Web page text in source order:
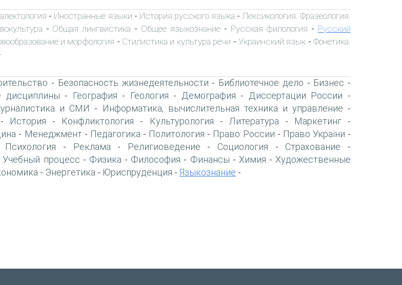
- Иностранные языки - История русского языка - Лексикология. Фразеология.
- Общая лингвистика - Общее языкознание- Русская филология - Русский
и морфология - Стилистика и культура речи - Украинский язык - Фонетика.
- Безопасность жизнедеятельности - Библиотечное дело - Бизнес -
дисциплины - География - Геология - Демография - Диссертации России -
и СМИ - Информатика, вычислительная техника и управление -
История - Конфликтология - Культурология - Литература - Маркетинг-
- Менеджмент- Педагогика - Политология - Право России - Право України -
Психология - Реклама - Религиоведение - Социология - Страхование -
Учебный процесс - Физика - Философия - Финансы - Химия - Художественные
- Энергетика - Юриспруденция - Языкознание -